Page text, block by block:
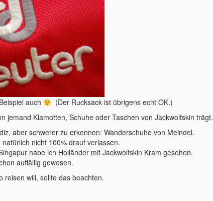
auch
(Der Rucksack ist übrigens echt OK.)
jemand Klamotten, Schuhe oder Taschen von Jackwolfskin trägt.
aber schwerer zu erkennen: Wanderschuhe von Meindel.
nicht 100% drauf verlassen.
habe ich Holländer mit Jackwolfskin Kram gesehen.
auffällig gewesen.
reisen will, sollte das beachten.